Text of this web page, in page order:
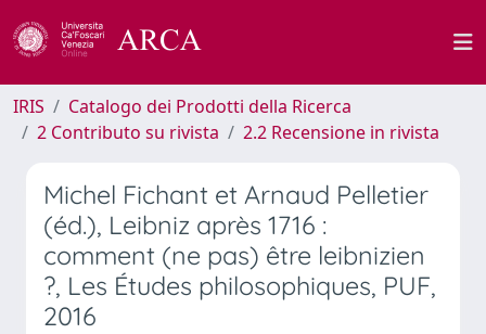
IRIS
Catalogo dei Prodotti della Ricerca
2 Contributo su rivista
2.2 Recensione in rivista
Michel Fichant et Arnaud Pelletier
(éd.), Leibniz après 1716 :
comment (ne pas) être leibnizien
?, Les Études philosophiques, PUF,
2016